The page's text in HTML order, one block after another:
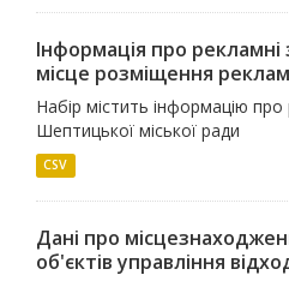
Інформація про рекламні
місце розміщення
Набір містить інформацію
Шептицької міської ради
CSV
Дані про
об'єктів управління